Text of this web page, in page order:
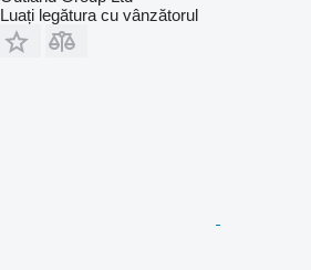
Luați legătura cu vânzătorul